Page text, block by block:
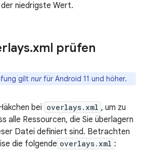
niedrigste Wert.
.xml prüfen
gilt nurfür Android 11 und höher.
bei overlays.xml , um zu
alle Ressourcen, die Sie überlagern
Datei definiert sind. Betrachten
die folgende overlays.xml :